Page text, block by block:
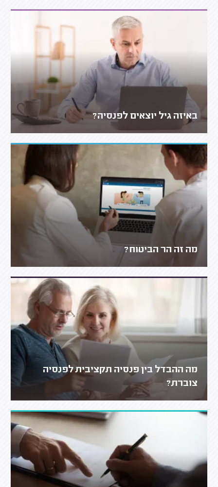
באיזה גיל יוצאים לפנסיה?
מה זה הר הביטוח?
מה ההבדל בין פנסיה תקציבית לפנסיה
צוברת?